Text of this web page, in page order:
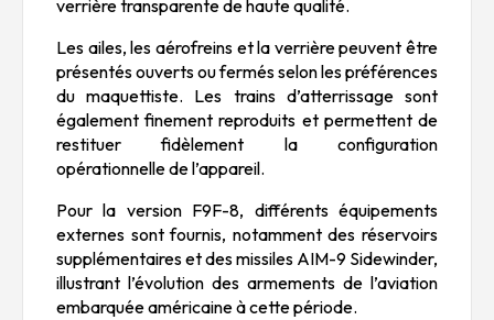
verrière transparente de haute qualité.
Les ailes, les aérofreins et la verrière peuvent être
présentés ouverts ou fermés selon les préférences
du maquettiste. Les trains d’atterrissage sont
également finement reproduits et permettent de
restituer fidèlement la configuration
opérationnelle de l’appareil.
Pour la version F9F-8, différents équipements
externes sont fournis, notamment des réservoirs
supplémentaires et des missiles AIM-9 Sidewinder,
illustrant l’évolution des armements de l’aviation
embarquée américaine à cette période.